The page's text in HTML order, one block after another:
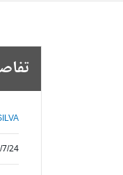
24